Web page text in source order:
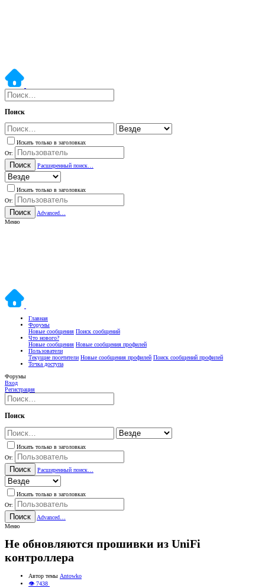
Поиск
Искать только в заголовках
От:
Поиск Расширенный поиск…
Искать только в заголовках
От:
Поиск
Advanced…
Меню
Главная
Форумы
Новые сообщения Поиск сообщений
Что нового?
Новые сообщения Новые сообщения профилей
Пользователи
Текущие посетители Новые сообщения профилей Поиск сообщений профилей
Точка доступа
Форумы
Вход
Регистрация
Поиск
Искать только в заголовках
От:
Поиск Расширенный поиск…
Искать только в заголовках
От:
Поиск
Advanced…
Меню
Не обновляются прошивки из UniFi
контроллера
Автор темы Antowko
👁 7438